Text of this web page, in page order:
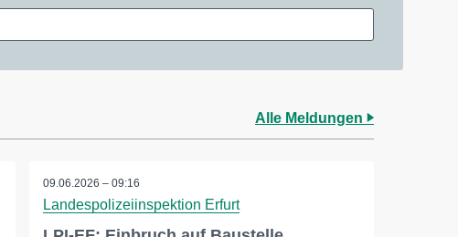
Alle Meldungen
09.06.2026 – 09:16
Landespolizeiinspektion Erfurt